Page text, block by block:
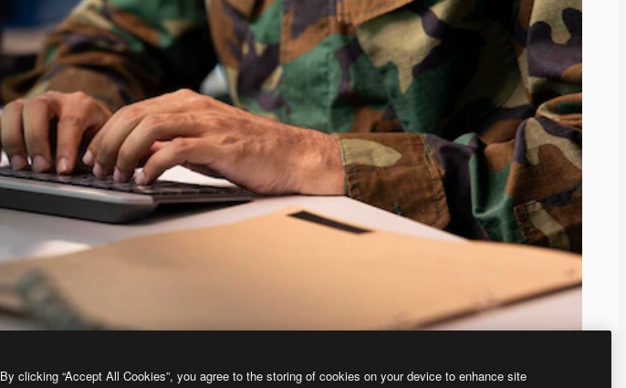
By clicking “Accept All Cookies”, you agree to the storing of cookies on your device to enhance site